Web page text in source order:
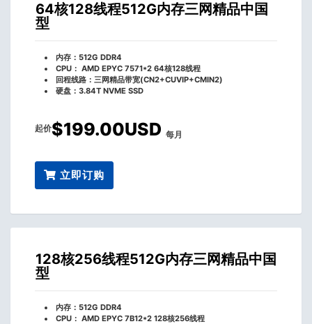
64核128线程512G内存三网精品中国
型
内存：512G DDR4
CPU： AMD EPYC 7571*2 64核128线程
回程线路：三网精品带宽(CN2+CUVIP+CMIN2)
硬盘：3.84T NVME SSD
起价$199.00USD 每月
立即订购
128核256线程512G内存三网精品中国
型
内存：512G DDR4
CPU： AMD EPYC 7B12*2 128核256线程